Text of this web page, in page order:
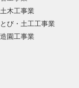
土木工事業
とび・土工工事業
造園工事業